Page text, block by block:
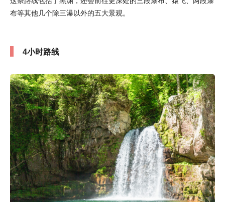
布等其他几个除三瀑以外的五大景观。
4小时路线